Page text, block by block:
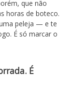
que não
horas de boteco.
peleja — e te
É só marcar o
É